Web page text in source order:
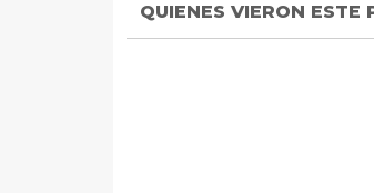
QUIENES VIERON ESTE